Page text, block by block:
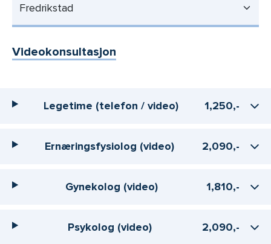
Fredrikstad
Videokonsultasjon
Legetime (telefon / video) 1,250,-
Ernæringsfysiolog (video) 2,090,-
Gynekolog (video) 1,810,-
Psykolog (video) 2,090,-